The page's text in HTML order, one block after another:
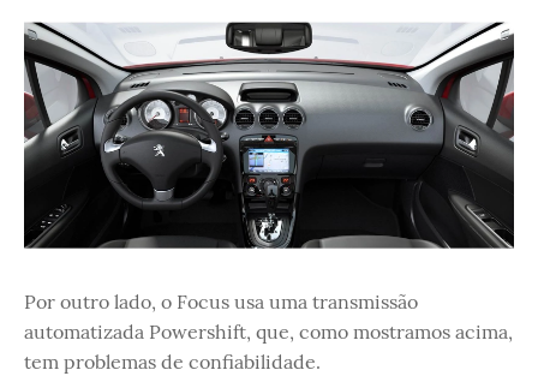
Por outro lado, o Focus usa uma transmissão
automatizada Powershift, que, como mostramos acima,
tem problemas de confiabilidade.